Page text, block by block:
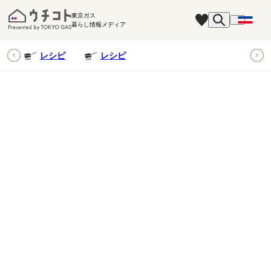
東京ガス
暮らし情報メディア
レシピ レシピ